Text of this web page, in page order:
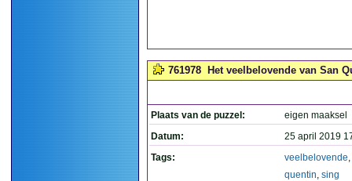
761978 Het veelbelovende van San
Plaats van de puzzel:
eigen maaksel
Datum:
25 april 2019
Tags:
veelbelovende,
quentin, sing